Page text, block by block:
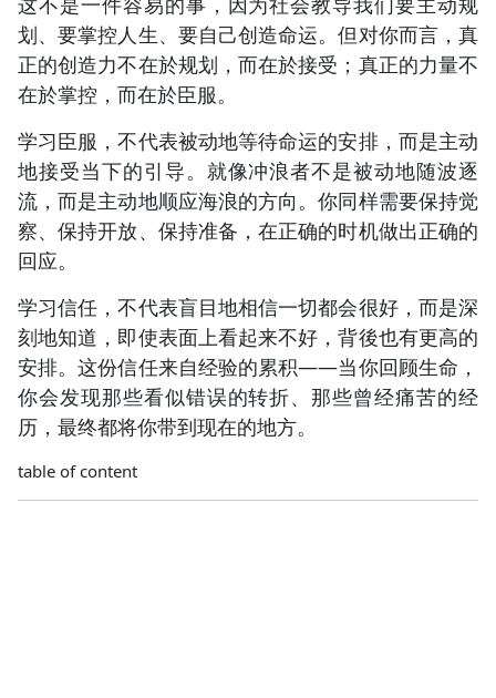
划、要掌控人生、要自己创造命运。但对你而言，真
正的创造力不在於规划，而在於接受；真正的力量不
在於掌控，而在於臣服。
学习臣服，不代表被动地等待命运的安排，而是主动
地接受当下的引导。就像冲浪者不是被动地随波逐
流，而是主动地顺应海浪的方向。你同样需要保持觉
察、保持开放、保持准备，在正确的时机做出正确的
回应。
学习信任，不代表盲目地相信一切都会很好，而是深
刻地知道，即使表面上看起来不好，背後也有更高的
安排。这份信任来自经验的累积——当你回顾生命，
你会发现那些看似错误的转折、那些曾经痛苦的经
历，最终都将你带到现在的地方。
table of content